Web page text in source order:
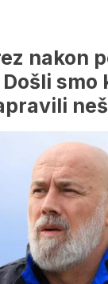
nakon
smo